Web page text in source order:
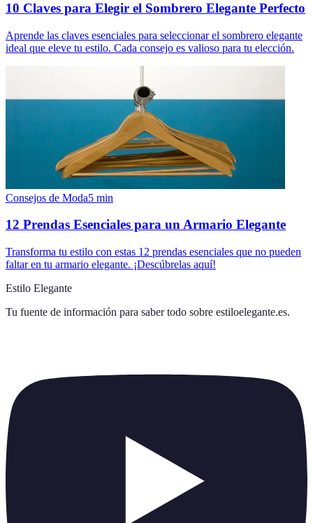
10 Claves para Elegir el Sombrero Elegante Perfecto
Aprende las claves esenciales para seleccionar el sombrero elegante
ideal que eleve tu estilo. Cada consejo es valioso para tu elección.
Consejos de Moda5 min
12 Prendas Esenciales para un Armario Elegante
Transforma tu estilo con estas 12 prendas esenciales que no pueden
faltar en tu armario elegante. ¡Descúbrelas aquí!
Estilo Elegante
Tu fuente de información para saber todo sobre estiloelegante.es.